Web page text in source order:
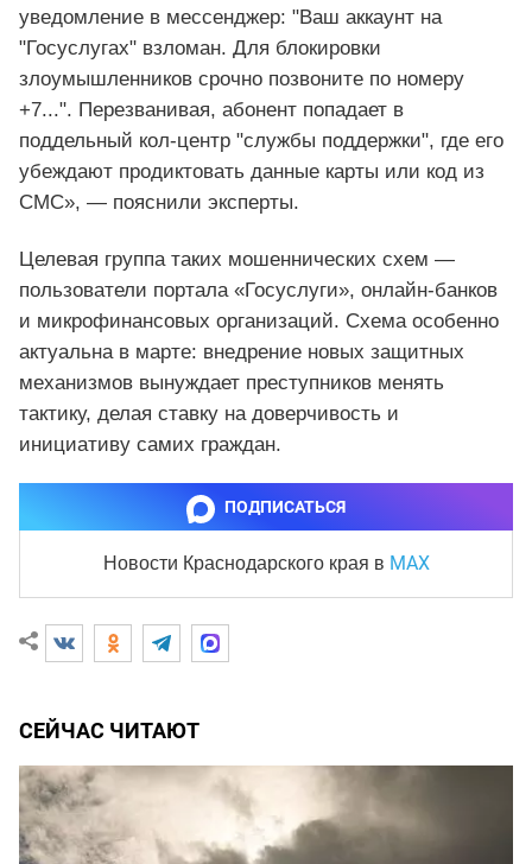
уведомление в мессенджер: "Ваш аккаунт на
"Госуслугах" взломан. Для блокировки
злоумышленников срочно позвоните по номеру
+7...". Перезванивая, абонент попадает в
поддельный кол-центр "службы поддержки", где его
убеждают продиктовать данные карты или код из
СМС», — пояснили эксперты.
Целевая группа таких мошеннических схем —
пользователи портала «Госуслуги», онлайн-банков
и микрофинансовых организаций. Схема особенно
актуальна в марте: внедрение новых защитных
механизмов вынуждает преступников менять
тактику, делая ставку на доверчивость и
инициативу самих граждан.
ПОДПИСАТЬСЯ
Новости Краснодарского края в MAX
СЕЙЧАС ЧИТАЮТ